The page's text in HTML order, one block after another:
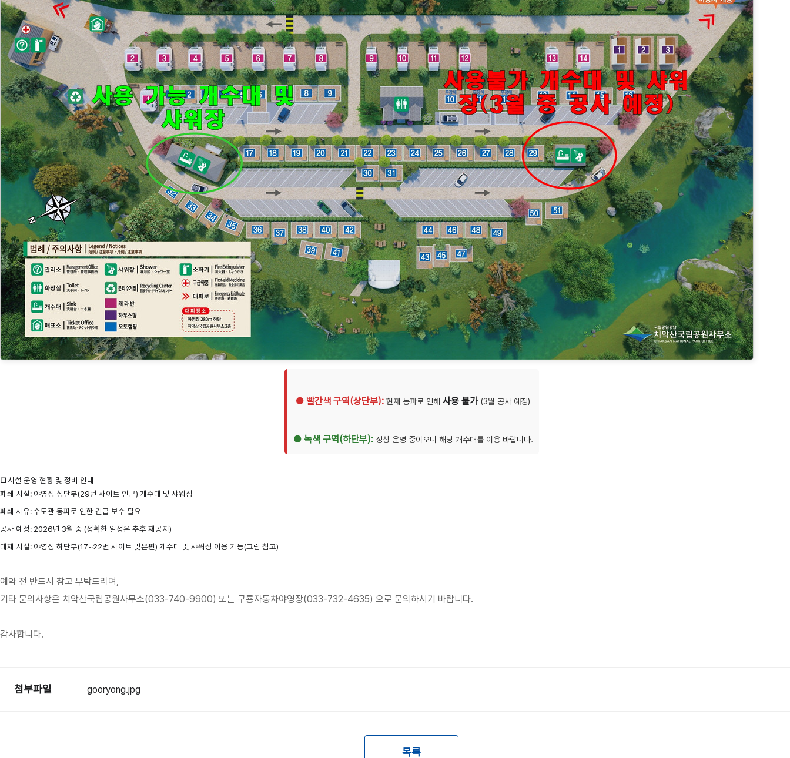
● 빨간색 구역(상단부): 현재 동파로 인해 사용 불가
● 녹색 구역(하단부):
□ 시설 운영 현황 및 정비 안내
폐쇄 시설: 야영장 상단부(29번 사이트 인근) 개수대 및 샤워장
폐쇄 사유:수도관 동파로 인한 긴급 보수 필요
공사 예정: 2026년 3월 중 (정확한 일정은 추후 재공지)
대체 시설: 야영장 하단부(17~22번 사이트 맞은편) 개수대 및 샤워장 이용 가능(그림 참고)
예약 전 반드시 참고 부탁드리며,
기타 문의사항은 치악산국립공원사무소(033-740-9900) 또는 구룡자동차야영장(033-732-4635) 으로 문의하시기 바랍니다.
감사합니다.
첨부파일 gooryong.jpg
목록